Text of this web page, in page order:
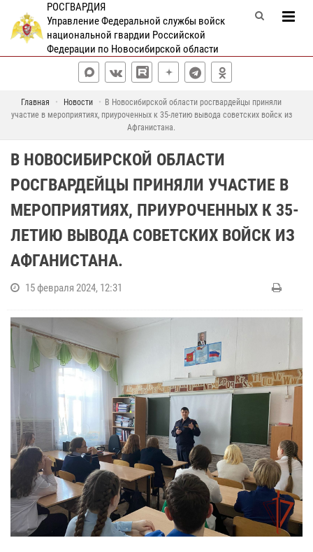
РОСГВАРДИЯ
Управление Федеральной службы войск
национальной гвардии Российской
Федерации по Новосибирской области
Главная Новости
В Новосибирской области росгвардейцы приняли
участие в мероприятиях, приуроченных к 35-летию вывода советских войск из
Афганистана.
В НОВОСИБИРСКОЙ ОБЛАСТИ
РОСГВАРДЕЙЦЫ ПРИНЯЛИ УЧАСТИЕ В
МЕРОПРИЯТИЯХ, ПРИУРОЧЕННЫХ К 35-
ЛЕТИЮ ВЫВОДА СОВЕТСКИХ ВОЙСК ИЗ
АФГАНИСТАНА.
15 февраля 2024, 12:31